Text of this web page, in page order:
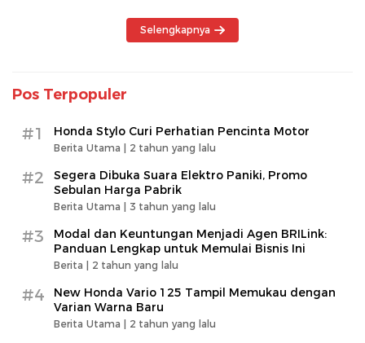
Selengkapnya
Pos Terpopuler
#1 Honda Stylo Curi Perhatian Pencinta Motor
Berita Utama | 2 tahun yang lalu
#2
Segera Dibuka Suara Elektro Paniki, Promo
Sebulan Harga Pabrik
Berita Utama | 3 tahun yang lalu
#3
Modal dan Keuntungan Menjadi Agen BRILink:
Panduan Lengkap untuk Memulai Bisnis Ini
Berita | 2 tahun yang lalu
#4
New Honda Vario 125 Tampil Memukau dengan
Varian Warna Baru
Berita Utama | 2 tahun yang lalu